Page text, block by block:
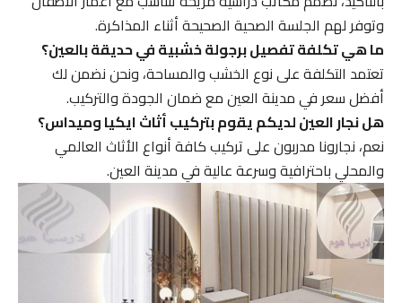
وتوفر لهم الجلسة الصحية الصحيحة أثناء المذاكرة.
ما هي تكلفة تفصيل برجولة خشبية في حديقة بالعين؟
تعتمد التكلفة على نوع الخشب والمساحة، ونحن نضمن لك
أفضل سعر في مدينة العين مع ضمان الجودة والتركيب.
هل نجار العين لديكم يقوم بتركيب أثاث ايكيا وميداس؟
نعم، نجارونا مدربون على تركيب كافة أنواع الأثاث العالمي
والمحلي باحترافية وسرعة عالية في مدينة العين.